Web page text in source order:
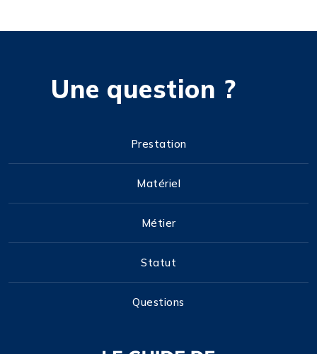
Une question ?
Prestation
Matériel
Métier
Statut
Questions